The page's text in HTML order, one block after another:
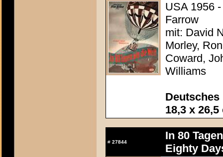
USA 1956
Farrow
mit: David
Morley,
Coward,
Williams
18,3 x 26,5
# 27844
In 80
Eighty